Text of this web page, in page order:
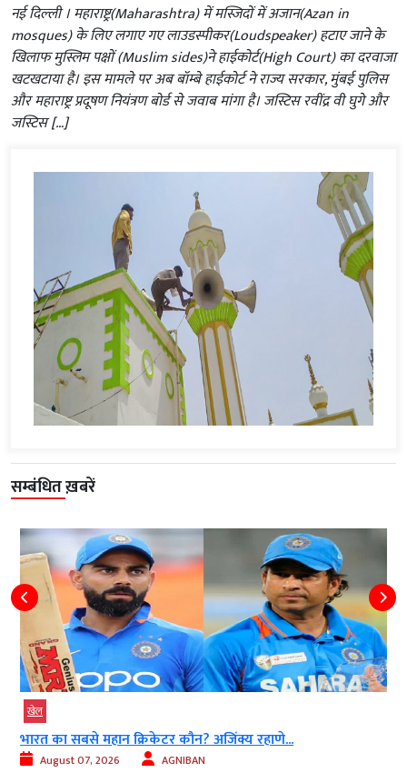
नई दिल्‍ली । महाराष्ट्र(Maharashtra) में मस्जिदों में अजान(Azan in
mosques) के लिए लगाए गए लाउडस्पीकर(Loudspeaker) हटाए जाने के
खिलाफ मुस्लिम पक्षों (Muslim sides)ने हाईकोर्ट(High Court) का दरवाजा
खटखटाया है। इस मामले पर अब बॉम्बे हाईकोर्ट ने राज्य सरकार, मुंबई पुलिस
और महाराष्ट्र प्रदूषण नियंत्रण बोर्ड से जवाब मांगा है। जस्टिस रवींद्र वी घुगे और
जस्टिस […]
सम्बंधित ख़बरें
खेल
भारत का सबसे महान क्रिकेटर कौन? अजिंक्य रहाणे...
August 07, 2026 AGNIBAN